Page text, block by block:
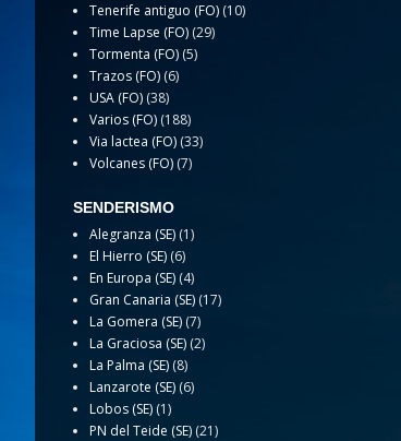
Tenerife antiguo (FO) (10)
Time Lapse (FO) (29)
Tormenta (FO) (5)
Trazos (FO) (6)
USA (FO) (38)
Varios (FO) (188)
Via lactea (FO) (33)
Volcanes (FO) (7)
SENDERISMO
Alegranza (SE) (1)
El Hierro (SE) (6)
En Europa (SE) (4)
Gran Canaria (SE) (17)
La Gomera (SE) (7)
La Graciosa (SE) (2)
La Palma (SE) (8)
Lanzarote (SE) (6)
Lobos (SE) (1)
PN del Teide (SE) (21)